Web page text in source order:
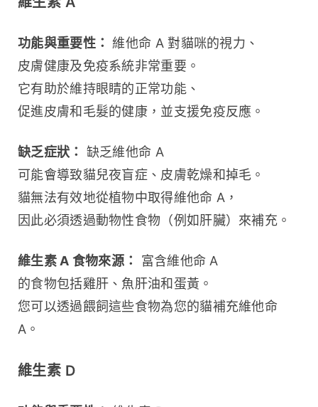
功能與重要性： 維他命 A 對貓咪的視力、
皮膚健康及免疫系統非常重要。
它有助於維持眼睛的正常功能、
促進皮膚和毛髮的健康，並支援免疫反應。
缺乏症狀：
缺乏維他命 A
可能會導致貓兒夜盲症、皮膚乾燥和掉毛。
貓無法有效地從植物中取得維他命 A，
因此必須透過動物性食物（例如肝臟）來補充。
維生素 A 食物來源：
富含維他命 A
的食物包括雞肝、魚肝油和蛋黃。
您可以透過餵飼這些食物為您的貓補充維他命
A。
維生素 D